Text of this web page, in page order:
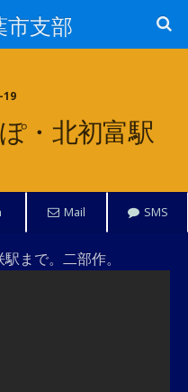
市支部
19
・北初富駅
Mail SMS
まで。二部作。